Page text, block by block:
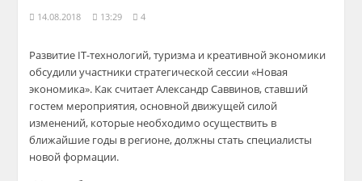
14.08.2018 13:29 4
Развитие IT-технологий, туризма и креативной экономики
обсудили участники стратегической сессии «Новая
экономика». Как считает АлександрСаввинов, ставший
гостем мероприятия, основной движущей силой
изменений, которые необходимо осуществить в
ближайшие годы в регионе, должны стать специалисты
новой формации.